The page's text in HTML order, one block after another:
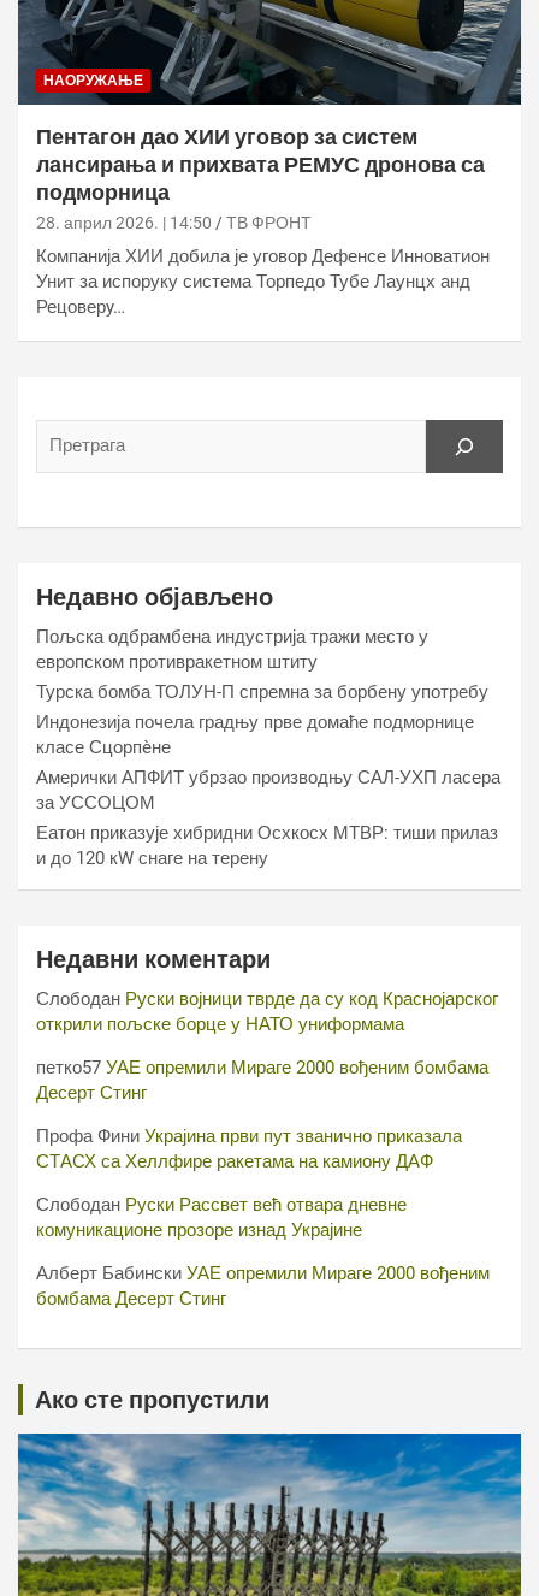
НАОРУЖАЊЕ
Пентагон дао ХИИ уговор за систем
лансирања и прихвата РЕМУС дронова са
подморница
28. април 2026. | 14:50 ТВ ФРОНТ
Компанија ХИИ добила је уговор Дефенсе Инноватион
Унит за испоруку система Торпедо Тубе Лаунцх анд
Рецоверy…
Недавно објављено
Пољска одбрамбена индустрија тражи место у
европском противракетном штиту
Турска бомба ТОЛУН-П спремна за борбену употребу
Индонезија почела градњу прве домаће подморнице
класе Сцорпèне
Амерички АПФИТ убрзао производњу САЛ-УХП ласера
за УССОЦОМ
Еатон приказује хибридни Осхкосх МТВР: тиши прилаз
и до 120 кW снаге на терену
Недавни коментари
Слободан Руски војници тврде да су код Краснојарског
открили пољске борце у НАТО униформама
петко57 УАЕ опремили Мираге 2000 вођеним бомбама
Десерт Стинг
Профа Фини Украјина први пут званично приказала
СТАСХ са Хеллфире ракетама на камиону ДАФ
Слободан Руски Рассвет већ отвара дневне
комуникационе прозоре изнад Украјине
Алберт Бабински УАЕ опремили Мираге 2000 вођеним
бомбама Десерт Стинг
Ако сте пропустили